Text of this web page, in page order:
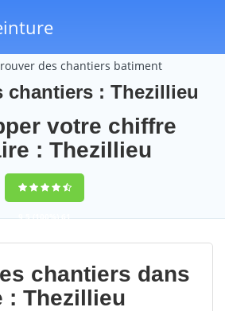
des chantiers batiment
chantiers : Thezillieu
votre chiffre
: Thezillieu
9,5(100%)61
votes
chantiers dans
: Thezillieu